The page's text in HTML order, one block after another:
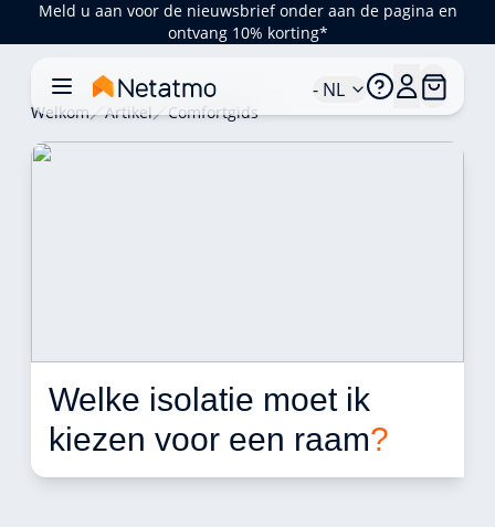
Meld u aan voor de nieuwsbrief onder aan de pagina en
ontvang 10% korting*
- NL
Welkom Artikel Comfortgids
Welke isolatie moet ik
kiezen voor een raam?